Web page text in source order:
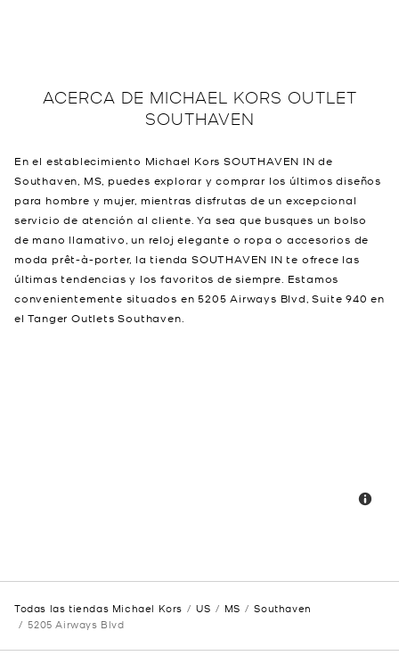
ACERCA DE MICHAEL KORS OUTLET
SOUTHAVEN
En el establecimiento Michael Kors SOUTHAVEN IN de
Southaven, MS, puedes explorar y comprar los últimos diseños
para hombre y mujer, mientras disfrutas de un excepcional
servicio de atención al cliente. Ya sea que busques un bolso
de mano llamativo, un reloj elegante o ropa o accesorios de
moda prêt-à-porter, la tienda SOUTHAVEN IN te ofrece las
últimas tendencias y los favoritos de siempre. Estamos
convenientemente situados en 5205 Airways Blvd, Suite 940 en
el Tanger Outlets Southaven.
Todas las tiendas Michael Kors US MS
Southaven
5205 Airways Blvd